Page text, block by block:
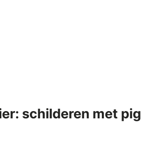
schilderen met